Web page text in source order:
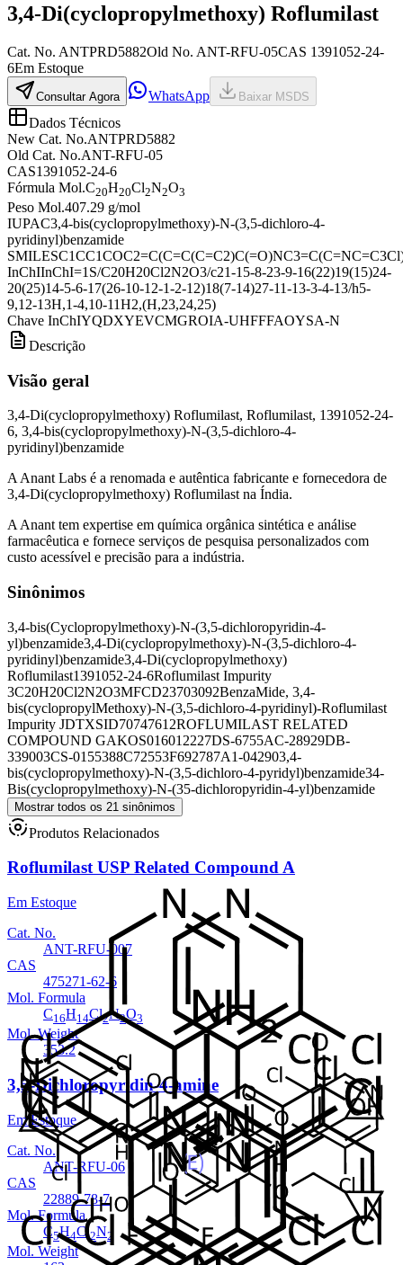
3,4-Di(cyclopropylmethoxy) Roflumilast
Cat. No. ANTPRD5882Old No. ANT-RFU-05CAS 1391052-24-
6Em Estoque
Consultar Agora WhatsApp Baixar MSDS
Dados Técnicos
New Cat. No.ANTPRD5882
Old Cat. No.ANT-RFU-05
CAS1391052-24-6
Fórmula Mol.C20H20Cl2N2O3
Peso Mol.407.29 g/mol
IUPAC3,4-bis(cyclopropylmethoxy)-N-(3,5-dichloro-4-
pyridinyl)benzamide
SMILES
InChIInChI=1S/C20H20Cl2N2O3/c21-15-8-23-9-16(22)19(15)24-
20(25)14-5-6-17(26-10-12-1-2-12)18(7-14)27-11-13-3-4-13/h5-
9,12-13H,1-4,10-11H2,(H,23,24,25)
Chave InChIYQDXYEVCMGROIA-UHFFFAOYSA-N
Descrição
Visão geral
3,4-Di(cyclopropylmethoxy) Roflumilast, Roflumilast, 1391052-24-
6, 3,4-bis(cyclopropylmethoxy)-N-(3,5-dichloro-4-
pyridinyl)benzamide
A Anant Labs é a renomada e autêntica fabricante e fornecedora de
3,4-Di(cyclopropylmethoxy) Roflumilast na Índia.
A Anant tem expertise em química orgânica sintética e análise
farmacêutica e fornece serviços de pesquisa personalizados com
custo acessível e precisão para a indústria.
Sinônimos
3,4-bis(Cyclopropylmethoxy)-N-(3,5-dichloropyridin-4-
yl)benzamide3,4-Di(cyclopropylmethoxy)-N-(3,5-dichloro-4-
pyridinyl)benzamide3,4-Di(cyclopropylmethoxy)
Roflumilast1391052-24-6Roflumilast Impurity
3C20H20Cl2N2O3MFCD23703092BenzaMide, 3,4-
bis(cyclopropylMethoxy)-N-(3,5-dichloro-4-pyridinyl)-Roflumilast
Impurity JDTXSID70747612ROFLUMILAST RELATED
COMPOUND GAKOS016012227DS-6755AC-28929DB-
339003CS-0155388C72553F692787A1-042903,4-
bis(cyclopropylmethoxy)-N-(3,5-dichloro-4-pyridyl)benzamide34-
Bis(cyclopropylmethoxy)-N-(35-dichloropyridin-4-yl)benzamide
Mostrar todos os 21 sinônimos
Produtos Relacionados
Roflumilast USP Related Compound A
Em Estoque
Cat. No.
ANT-RFU-007
CAS
475271-62-6
Mol. Formula
C16H14Cl2N2O3
Mol. Weight
353.2
3,5-Dichloropyridin-4-amine
Em Estoque
Cat. No.
ANT-RFU-06
CAS
22889-78-7
Mol. Formula
C5H4Cl2N2
Mol. Weight